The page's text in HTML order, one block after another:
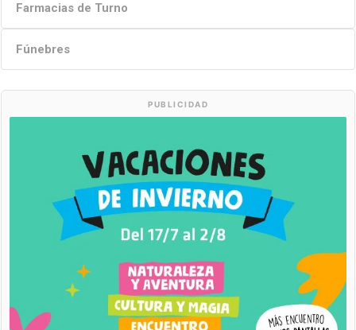
Farmacias de Turno
Fúnebres
PUBLICIDAD